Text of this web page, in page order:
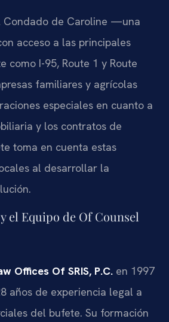
Condado de Caroline —una
acceso a las principales
como I-95, Route 1 y Route
familiares y agrícolas
especiales en cuanto a
y los contratos de
toma en cuenta estas
al desarrollar la
el Equipo de Of Counsel
Offices Of SRIS, P.C. en 1997
años de experiencia legal a
del bufete. Su formación